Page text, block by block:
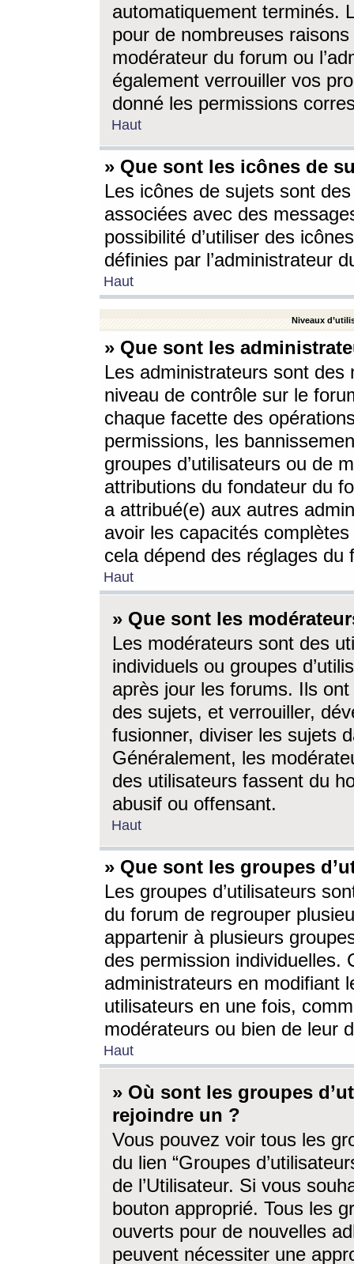
automatiquement terminés.
pour de nombreuses
modérateur du forum ou
également verrouiller vos
donné les permissions
Haut
» Que sont les icônes de
Les icônes de sujets sont
associées avec des
possibilité d’utiliser des
définies par l’administrateur
Haut
Niveaux
» Que sont les
Les administrateurs sont
niveau de contrôle sur le
chaque facette des
permissions, les
groupes d’utilisateurs ou de
attributions du fondateur du
a attribué(e) aux autres
avoir les capacités
cela dépend des réglages du
Haut
» Que sont les
Les modérateurs sont des
individuels ou groupes
après jour les forums. Ils ont
des sujets, et verrouiller,
fusionner, diviser les sujets
Généralement, les
des utilisateurs fassent du
abusif ou offensant.
Haut
» Que sont les groupes
Les groupes d’utilisateurs
du forum de regrouper
appartenir à plusieurs
des permission individuelles.
administrateurs en modifiant
utilisateurs en une fois,
modérateurs ou bien de leur
Haut
» Où sont les groupes
rejoindre un ?
Vous pouvez voir tous les
du lien “Groupes
de l’Utilisateur. Si vous
bouton approprié. Tous les
ouverts pour de nouvelles
peuvent nécessiter une